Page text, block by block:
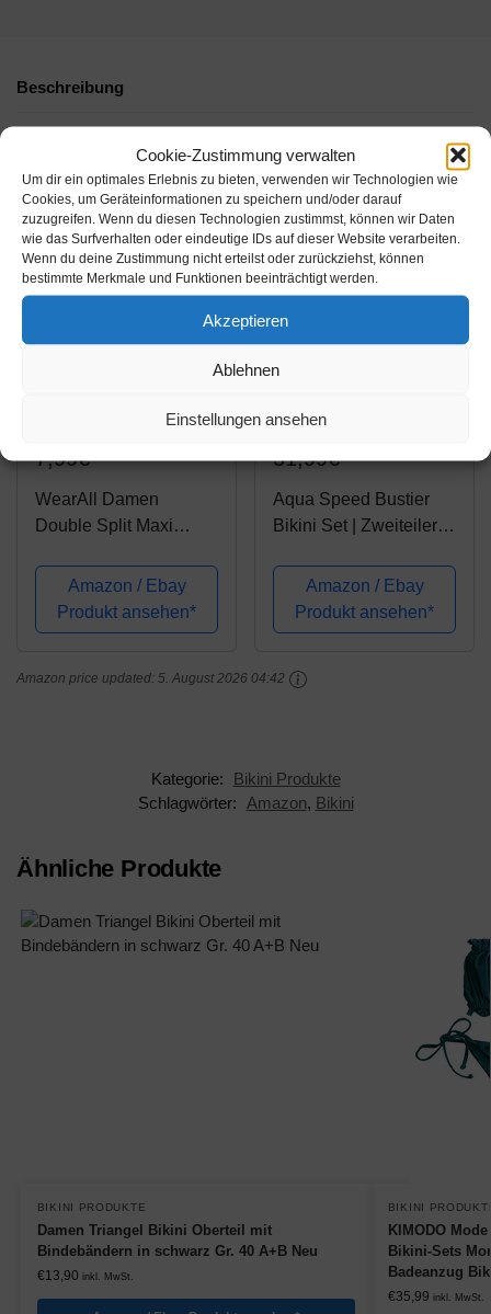
Cookie-Zustimmung verwalten
Um dir ein optimales Erlebnis zu bieten, verwenden wir Technologien wie
Cookies, um Geräteinformationen zu speichern und/oder darauf
zuzugreifen. Wenn du diesen Technologien zustimmst, können wir Daten
wie das Surfverhalten oder eindeutige IDs auf dieser Website verarbeiten.
Wenn du deine Zustimmung nicht erteilst oder zurückziehst, können
bestimmte Merkmale und Funktionen beeinträchtigt werden.
Akzeptieren
Ablehnen
Einstellungen ansehen
Beschreibung
7,99€
WearAll Damen
Double Split Maxi
Nur Zwei
Grundlegende Seite
Schlitz - Schwarz - 40-
Amazon / Ebay
Produkt ansehen*
Amazon.de
51,99€
Aqua Speed Bustier
Bikini Set | Zweiteiler
Bademode Bustier
Oberteil Hose |
Womens Swimwear |
Pool | Schwimmbad |
Amazon / Ebay
Produkt ansehen*
Amazon price updated: 5. August 2026 04:42
Kategorie:
Bikini Produkte
Schlagwörter:
Amazon, Bikini
Ähnliche Produkte
BIKINI PRODUKTE
Damen Triangel Bikini Oberteil mit
Bindebändern in schwarz Gr. 40 A+B Neu
€13,90 inkl. MwSt.
BIKINI
KIMODO
Bikini-Sets
Badeanzug
€35,99 inkl. MwSt.